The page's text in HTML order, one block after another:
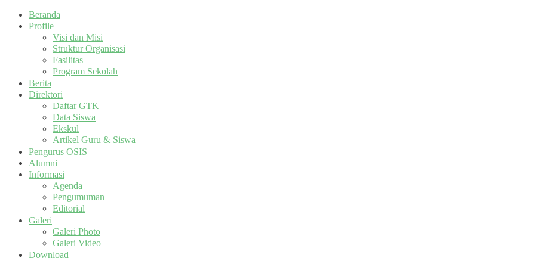
Beranda
Profile
Visi dan Misi
Struktur Organisasi
Fasilitas
Program Sekolah
Berita
Direktori
Daftar GTK
Data Siswa
Ekskul
Artikel Guru & Siswa
Pengurus OSIS
Alumni
Informasi
Agenda
Pengumuman
Editorial
Galeri
Galeri Photo
Galeri Video
Download